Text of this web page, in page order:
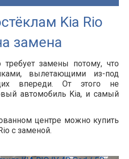
Kia Rio
замена
требует замены потому, что
вылетающими из-под
впереди. От этого не
автомобиль Kia, и самый
центре можно купить
с заменой.